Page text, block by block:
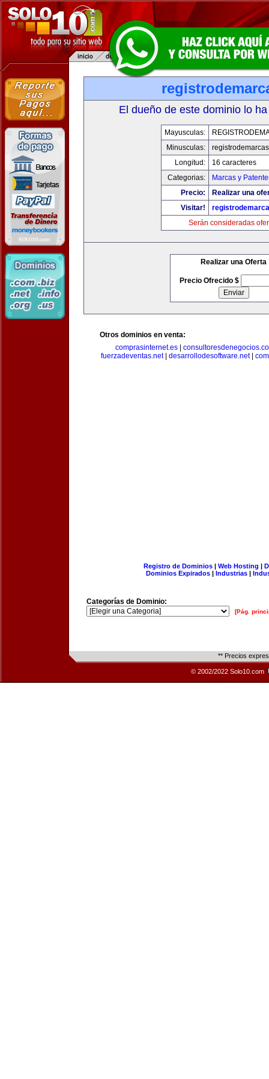
El dueño de este dominio lo
Mayusculas:
Minusculas:
Longitud:
16 caracteres
Categorias:
Marcas y
Precio:
Realizar una
Visitar!
Serán consideradas
Realizar una Oferta
Precio Ofrecido $
Otros dominios en venta:
comprasinternet.es|
fuerzadeventas.net| desarrollodesoftware.net|
Registro de Dominios| Web Hosting |
Dominios Expirados | Industrias |
Categorías de Dominio:
[Pág.
** Precios
© 2002/2022 Solo10.com